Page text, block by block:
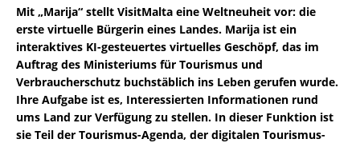
Mit „Marija“ stellt VisitMalta eine Weltneuheit vor: die
erste virtuelle Bürgerin eines Landes. Marija ist ein
interaktives KI-gesteuertes virtuelles Geschöpf, das im
Auftrag des Ministeriums für Tourismus und
Verbraucherschutz buchstäblich ins Leben gerufen wurde.
Ihre Aufgabe ist es, Interessierten Informationen rund
ums Land zur Verfügung zu stellen. In dieser Funktion ist
sie Teil der Tourismus-Agenda, der digitalen Tourismus-